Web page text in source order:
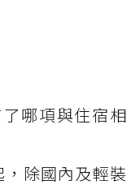
哪項與住宿相
除國內及輕裝